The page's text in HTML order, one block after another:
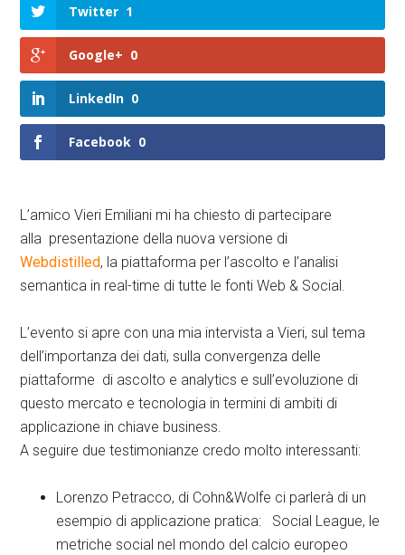
Twitter 1
Google+ 0
LinkedIn 0
Facebook 0
L’amico Vieri Emiliani mi ha chiesto di partecipare
alla presentazione della nuova versione di
Webdistilled, la piattaforma per l’ascolto e l’analisi
semantica in real-time di tutte le fonti Web & Social.
L’evento si apre con una mia intervista a Vieri, sul tema
dell’importanza dei dati, sulla convergenza delle
piattaforme di ascolto e analytics e sull’evoluzione di
questo mercato e tecnologia in termini di ambiti di
applicazione in chiave business.
A seguire due testimonianze credo molto interessanti:
Lorenzo Petracco, di Cohn&Wolfe ci parlerà di un
esempio di applicazione pratica: Social League, le
metriche social nel mondo del calcio europeo